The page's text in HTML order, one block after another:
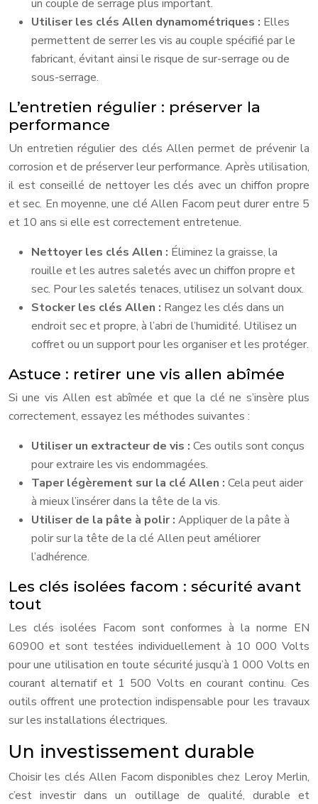
un couple de serrage plus important.
Utiliser les clés Allen dynamométriques : Elles
permettent de serrer les vis au couple spécifié par le
fabricant, évitant ainsi le risque de sur-serrage ou de
sous-serrage.
L’entretien régulier : préserver la
performance
Un entretien régulier des clés Allen permet de prévenir la
corrosion et de préserver leur performance. Après utilisation,
il est conseillé de nettoyer les clés avec un chiffon propre
et sec. En moyenne, une clé Allen Facom peut durer entre 5
et 10 ans si elle est correctement entretenue.
Nettoyer les clés Allen : Éliminez la graisse, la
rouille et les autres saletés avec un chiffon propre et
sec. Pour les saletés tenaces, utilisez un solvant doux.
Stocker les clés Allen : Rangez les clés dans un
endroit sec et propre, à l’abri de l’humidité. Utilisez un
coffret ou un support pour les organiser et les protéger.
Astuce : retirer une vis allen abîmée
Si une vis Allen est abîmée et que la clé ne s’insère plus
correctement, essayez les méthodes suivantes :
Utiliser un extracteur de vis : Ces outils sont conçus
pour extraire les vis endommagées.
Taper légèrement sur la clé Allen : Cela peut aider
à mieux l’insérer dans la tête de la vis.
Utiliser de la pâte à polir : Appliquer de la pâte à
polir sur la tête de la clé Allen peut améliorer
l’adhérence.
Les clés isolées facom : sécurité avant
tout
Les clés isolées Facom sont conformes à la norme EN
60900 et sont testées individuellement à 10 000 Volts
pour une utilisation en toute sécurité jusqu’à 1 000 Volts en
courant alternatif et 1 500 Volts en courant continu. Ces
outils offrent une protection indispensable pour les travaux
sur les installations électriques.
Un investissement durable
Choisir les clés Allen Facom disponibles chez Leroy Merlin,
c’est investir dans un outillage de qualité, durable et